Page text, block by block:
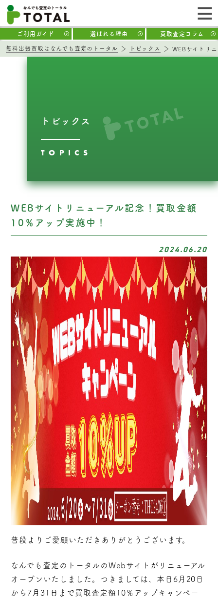
ご利用ガイド 選ばれる理由 買取査定コラム
無料出張買取はなんでも査定のトータル トピックス WEBサイトリ
トピックス
TOPICS
WEBサイトリニューアル記念！買取金額
10％アップ実施中！
2024.06.20
普段よりご愛顧いただきありがとうございます。
なんでも査定のトータルのWebサイトがリニューアル
オープンいたしました。つきましては、本日6月20日
から7月31日まで買取査定額10％アップキャンペー